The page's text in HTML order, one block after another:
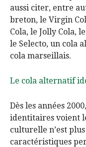
aussi citer, entre
breton, le Virgin
Cola, le Jolly Cola,
le Selecto, un cola
cola marseillais.
Le cola alternatif
Dès les années
identitaires voient
culturelle n’est
caractéristiques